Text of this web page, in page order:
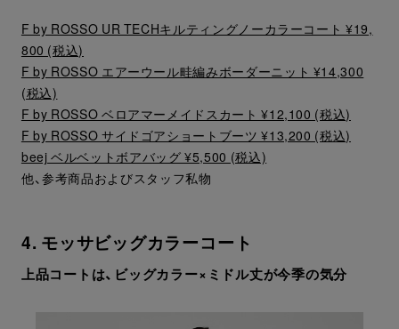
F by ROSSO UR TECHキルティングノーカラーコート ¥19,
800 (税込)
F by ROSSO エアーウール畦編みボーダーニット ¥14,300
(税込)
F by ROSSO ベロアマーメイドスカート ¥12,100 (税込)
F by ROSSO サイドゴアショートブーツ ¥13,200 (税込)
beej ベルベットボアバッグ ¥5,500 (税込)
他、参考商品およびスタッフ私物
4. モッサビッグカラーコート
上品コートは、ビッグカラー×ミドル丈が今季の気分